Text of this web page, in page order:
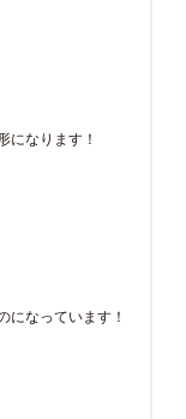
になります！
になっています！